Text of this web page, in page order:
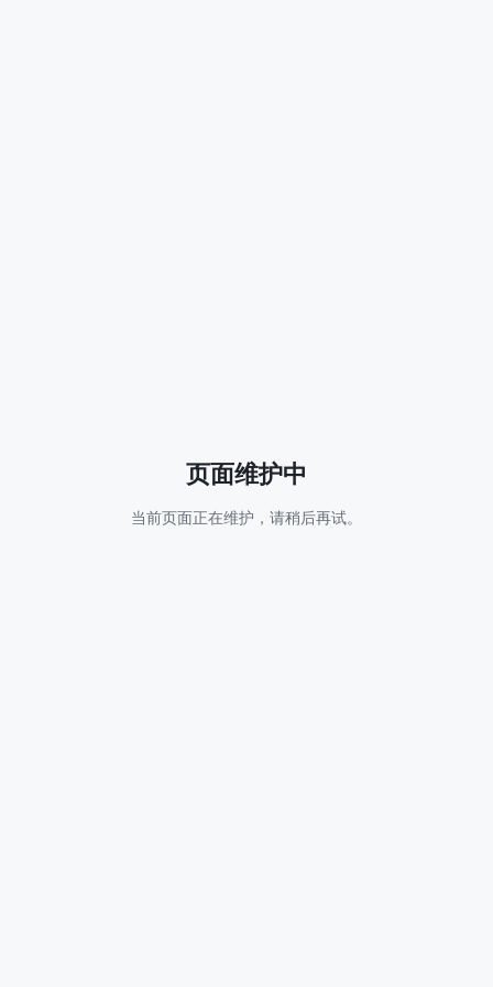
页面维护中
当前页面正在维护，请稍后再试。